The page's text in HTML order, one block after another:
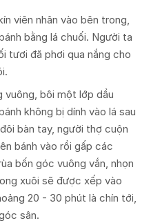
viên nhân vào bên trong,
bằng lá chuối. Người ta
tươi đã phơi qua nắng cho
vuông, bôi một lớp dầu
không bị dính vào lá sau
bàn tay, người thợ cuộn
bánh vào rồi gấp các
bốn góc vuông vắn, nhọn
xuôi sẽ được xếp vào
20 - 30 phút là chín tới,
sân.